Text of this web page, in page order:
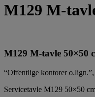
M129 M-
M129 M-tavle 50×50
“Offentlige kontorer
Servicetavle M129 50×50